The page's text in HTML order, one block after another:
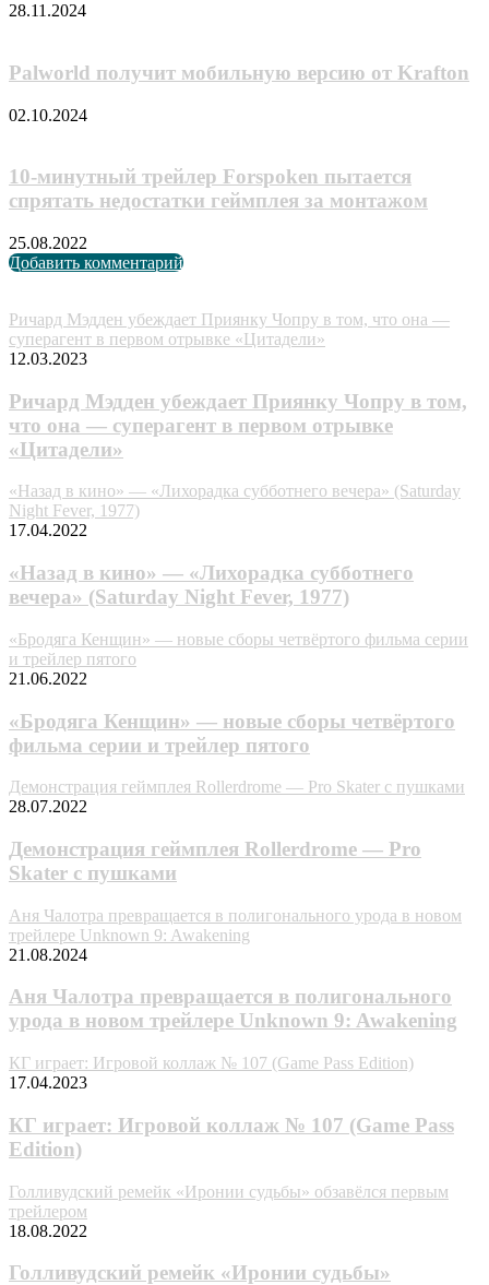
28.11.2024
Palworld получит мобильную версию от Krafton
02.10.2024
10-минутный трейлер Forspoken пытается
спрятать недостатки геймплея за монтажом
25.08.2022
Добавить комментарий
Ричард Мэдден убеждает Приянку Чопру в том, что она —
суперагент в первом отрывке «Цитадели»
12.03.2023
Ричард Мэдден убеждает Приянку Чопру в том,
что она — суперагент в первом отрывке
«Цитадели»
«Назад в кино» — «Лихорадка субботнего вечера» (Saturday
Night Fever, 1977)
17.04.2022
«Назад в кино» — «Лихорадка субботнего
вечера» (Saturday Night Fever, 1977)
«Бродяга Кенщин» — новые сборы четвёртого фильма серии
и трейлер пятого
21.06.2022
«Бродяга Кенщин» — новые сборы четвёртого
фильма серии и трейлер пятого
Демонстрация геймплея Rollerdrome — Pro Skater с пушками
28.07.2022
Демонстрация геймплея Rollerdrome — Pro
Skater с пушками
Аня Чалотра превращается в полигонального урода в новом
трейлере Unknown 9: Awakening
21.08.2024
Аня Чалотра превращается в полигонального
урода в новом трейлере Unknown 9: Awakening
КГ играет: Игровой коллаж № 107 (Game Pass Edition)
17.04.2023
КГ играет: Игровой коллаж № 107 (Game Pass
Edition)
Голливудский ремейк «Иронии судьбы» обзавёлся первым
трейлером
18.08.2022
Голливудский ремейк «Иронии судьбы»